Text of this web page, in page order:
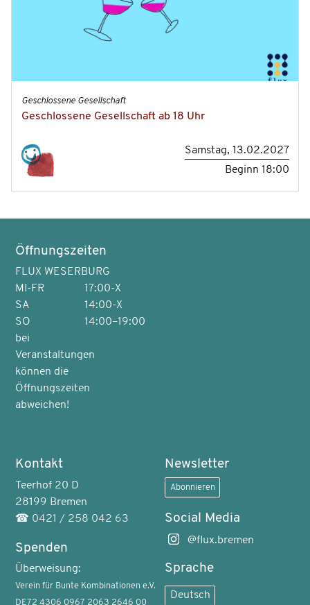
Geschlossene Gesellschaft
Geschlossene Gesellschaft ab 18 Uhr
Samstag, 13.02.2027
Beginn18:00
Öffnungszeiten
FLUX WESERBURG
MI-FR
17:00-X
SA
14:00-X
SO
14:00–19:00
bei
Veranstaltungen
können die
Öffnungszeiten
abweichen!
Kontakt
Teerhof 20 D
28199 Bremen
☎ 0421 / 258 042 63
Spenden
Überweisung:
Verein für Bunte Kombinationen e.V.
DE72 4306 0967 2063 2646 00
Newsletter
Abonnieren
Social Media
@flux.bremen
Sprache
Deutsch